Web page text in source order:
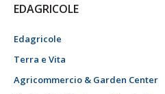
EDAGRICOLE
Edagricole
Terra e Vita
Agricommercio & Garden Center